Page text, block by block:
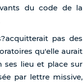
du code de la
pas des
qu'elle aurait
ses lieu et place sur
par lettre missive,